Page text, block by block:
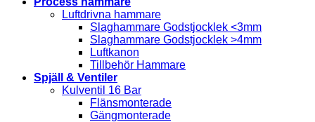
Luftdrivna hammare
Slaghammare Godstjocklek <3mm
Slaghammare Godstjocklek >4mm
Luftkanon
Tillbehör Hammare
Spjäll & Ventiler
Kulventil 16 Bar
Flänsmonterade
Gängmonterade